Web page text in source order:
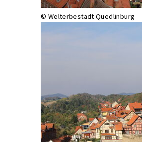
© Welterbestadt Quedlinburg